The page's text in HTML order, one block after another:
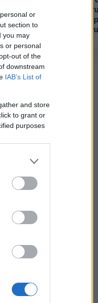
or
section to
you may
or personal
out of the
downstream
IAB’s List of
and store
to grant or
purposes
la
e